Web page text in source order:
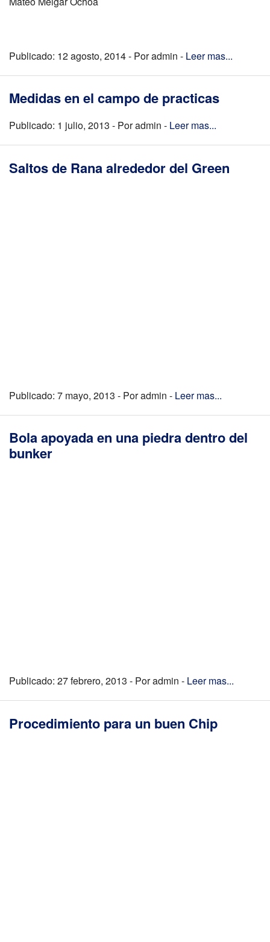
Publicado: 12 agosto, 2014 - Por admin - Leer mas...
Medidas en el campo de practicas
Publicado: 1 julio, 2013 - Por admin - Leer mas...
Saltos de Rana alrededor del Green
Publicado: 7 mayo, 2013 - Por admin - Leer mas...
Bola apoyada en una piedra dentro del
bunker
Publicado: 27 febrero, 2013 - Por admin - Leer mas...
Procedimiento para un buen Chip